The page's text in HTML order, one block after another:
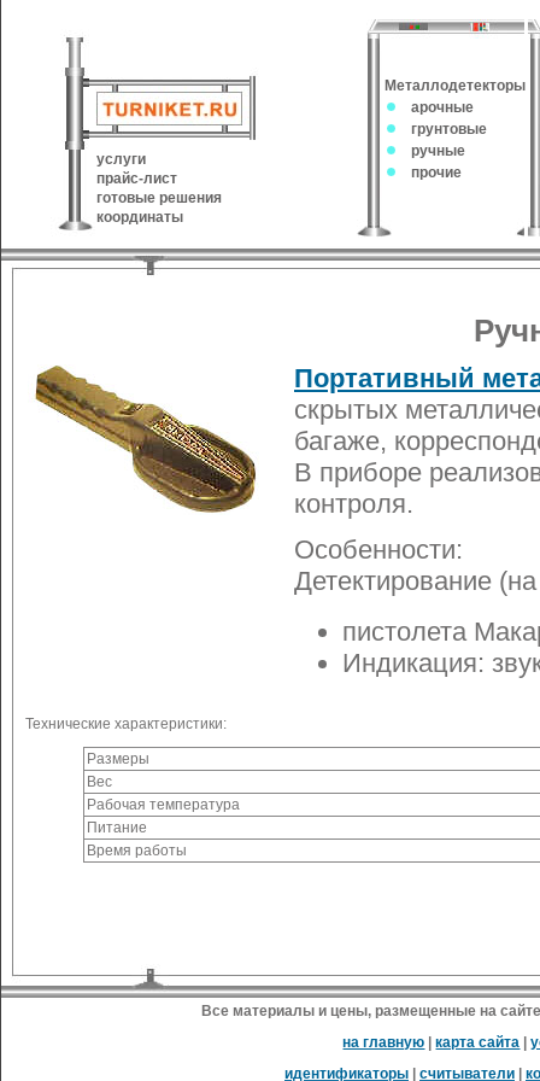
услуги
прайс-лист
готовые решения
координаты
Металлодетекторы
арочные
грунтовые
ручные
прочие
Портативный
скрытых
багаже,
В приборе
контроля.
Особенности:
Детектирование
пистолета
Индикация:
Технические характеристики:
Размеры
Вес
Рабочая температура
Питание
Время работы
Все материалы и цены, размещенные на
на главную |карта сайта |
идентификаторы
считыватели